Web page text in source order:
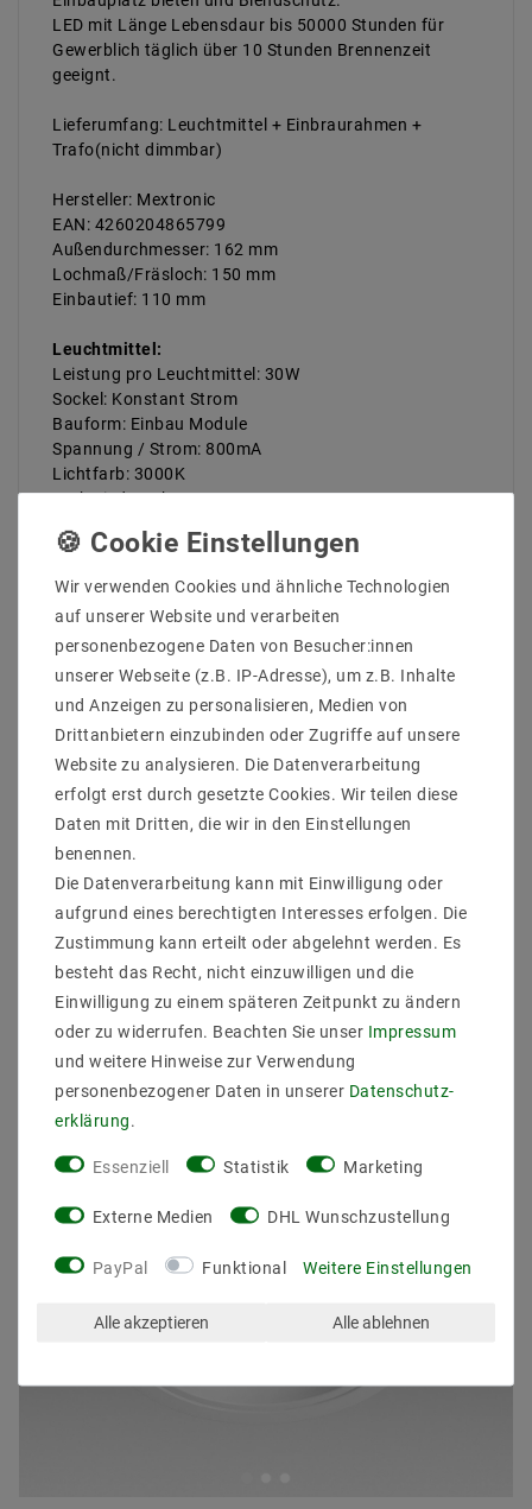
LED mit Länge Lebensdaur bis 50000 Stunden für
Gewerblich täglich über 10 Stunden Brennenzeit
geeignt.
Lieferumfang: Leuchtmittel + Einbraurahmen +
Trafo(nicht dimmbar)
Hersteller: Mextronic
EAN: 4260204865799
Außendurchmesser: 162 mm
Lochmaß/Fräsloch: 150 mm
Einbautief: 110 mm
Leuchtmittel:
Leistung pro Leuchtmittel: 30W
Sockel: Konstant Strom
Bauform: Einbau Module
Spannung / Strom: 800mA
Lichtfarb: 3000K
Farbwiedergabe: 92
Effzinz (Lumen pro Watt): 77
Lichtstrom (Lumen): 2100
Dimmbarkeit: 1-10V (Optional) / Dali (Optional)
Maß (DxL mm): 90x95
Lebensdauer: bis zu 40000 Stunden
ZULETZT ANGESEHEN
Artikelpaket
Wir verwenden Cookies und ähnliche Technologien
auf unserer Website und verarbeiten
personenbezogene Daten von Besucher:innen
unserer Webseite (z.B. IP-Adresse), um z.B. Inhalte
und Anzeigen zu personalisieren, Medien von
Drittanbietern einzubinden oder Zugriffe auf unsere
Website zu analysieren. Die Datenverarbeitung
erfolgt erst durch gesetzte Cookies. Wir teilen diese
Daten mit Dritten, die wir in den Einstellungen
benennen.
Die Datenverarbeitung kann mit Einwilligung oder
aufgrund eines berechtigten Interesses erfolgen. Die
Zustimmung kann erteilt oder abgelehnt werden. Es
besteht das Recht, nicht einzuwilligen und die
Einwilligung zu einem späteren Zeitpunkt zu ändern
oder zu widerrufen. Beachten Sie unser Impressum
und weitere Hinweise zur Verwendung
personenbezogener Daten in unserer Daten­schutz­
erklärung
Essenziell Statistik Marketing
Externe Medien DHL Wunschzustellung
PayPal Funktional Weitere Einstellungen
Alle akzeptieren Alle ablehnen